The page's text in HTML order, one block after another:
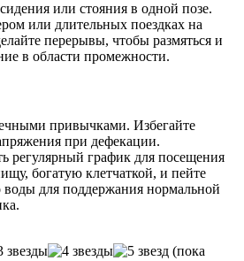
или стояния в одной позе.
или длительных поездках на
перерывы, чтобы размяться и
в области промежности.
привычками. Избегайте
при дефекации.
регулярный график для посещения
богатую клетчаткой, и пейте
воды для поддержания нормальной
(пока